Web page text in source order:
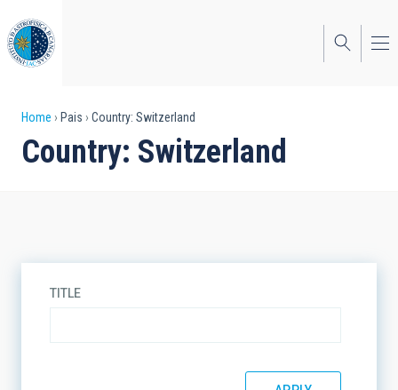
to
main
content
Breadcrumb
Home Pais Country: Switzerland
Country: Switzerland
TITLE